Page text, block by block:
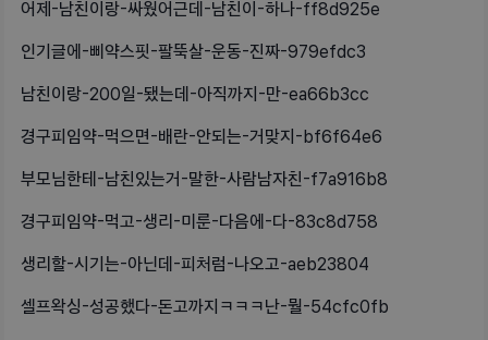
어제-남친이랑-싸웠어근데-남친이-하나-ff8d925e
인기글에-삐약스핏-팔뚝살-운동-진짜-979efdc3
남친이랑-200일-됐는데-아직까지-만-ea66b3cc
경구피임약-먹으면-배란-안되는-거맞지-bf6f64e6
부모님한테-남친있는거-말한-사람남자친-f7a916b8
경구피임약-먹고-생리-미룬-다음에-다-83c8d758
생리할-시기는-아닌데-피처럼-나오고-aeb23804
셀프왁싱-성공했다-돈고까지ㅋㅋㅋ난-뭘-54cfc0fb